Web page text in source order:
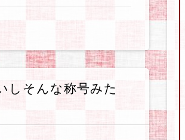
しそんな称号みた